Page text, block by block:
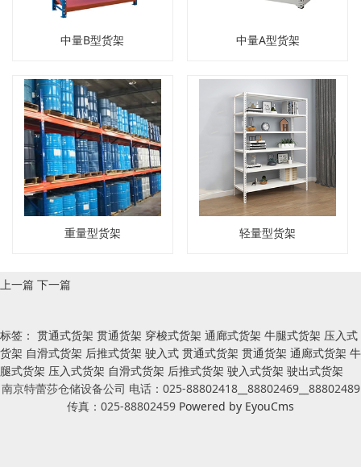
中量B型货架 中量A型货架
重量型货架 轻量型货架
上一篇 下一篇
标签： 贯通式货架 贯通货架 穿梭式货架 通廊式货架 牛腿式货架 压入式
货架 自滑式货架 后推式货架 驶入式 贯通式货架 贯通货架 通廊式货架 牛
腿式货架 压入式货架 自滑式货架 后推式货架 驶入式货架 驶出式货架
南京特蕾莎仓储设备公司 电话：025-88802418__88802469__88802489
传真：025-88802459 Powered by EyouCms